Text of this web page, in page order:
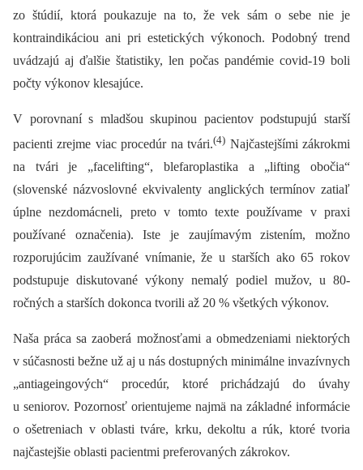
zo štúdií, ktorá poukazuje na to, že vek sám o sebe nie je
kontraindikáciou ani pri estetických výkonoch. Podobný trend
uvádzajú aj ďalšie štatistiky, len počas pandémie covid-19 boli
počty výkonov klesajúce.
V porovnaní s mladšou skupinou pacientov podstupujú starší
pacienti zrejme viac procedúr na tvári.(4) Najčastejšími zákrokmi
na tvári je „facelifting“, blefaroplastika a „lifting obočia“
(slovenské názvoslovné ekvivalenty anglických termínov zatiaľ
úplne nezdomácneli, preto v tomto texte používame v praxi
používané označenia). Iste je zaujímavým zistením, možno
rozporujúcim zaužívané vnímanie, že u starších ako 65 rokov
podstupuje diskutované výkony nemalý podiel mužov, u 80-
ročných a starších dokonca tvorili až 20 % všetkých výkonov.
Naša práca sa zaoberá možnosťami a obmedzeniami niektorých
v súčasnosti bežne už aj u nás dostupných minimálne invazívnych
„antiageingových“ procedúr, ktoré prichádzajú do úvahy
u seniorov. Pozornosť orientujeme najmä na základné informácie
o ošetreniach v oblasti tváre, krku, dekoltu a rúk, ktoré tvoria
najčastejšie oblasti pacientmi preferovaných zákrokov.